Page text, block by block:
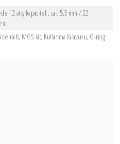
12 atış kapasiteli, cal. 5,5 mm /.22
rails, MGS kit, Kullanma Kılavuzu, O-ring